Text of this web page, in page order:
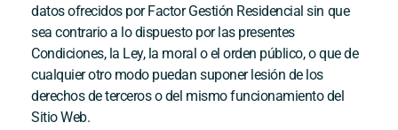
datos ofrecidos porFactor Gestión Residencial sin que
sea contrario a lo dispuesto por las presentes
Condiciones, la Ley, la moral o el orden público, o que de
cualquier otro modo puedan suponer lesión de los
derechos de terceros o del mismo funcionamiento del
Sitio Web.